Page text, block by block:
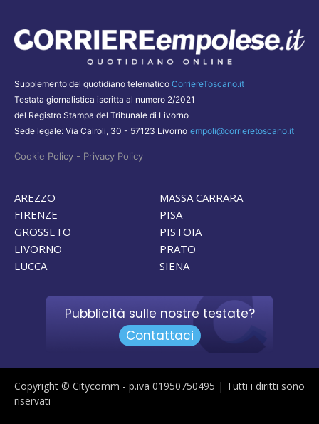
Supplemento del quotidiano telematico CorriereToscano.it
Testata giornalistica iscritta al numero 2/2021
del Registro Stampa del Tribunale di Livorno
Sede legale: Via Cairoli, 30 - 57123 Livorno empoli@corrieretoscano.it
Cookie Policy - Privacy Policy
AREZZO
FIRENZE
GROSSETO
LIVORNO
LUCCA
MASSA CARRARA
PISA
PISTOIA
PRATO
SIENA
Pubblicità sulle nostre testate?
Contattaci
Copyright © Citycomm - p.iva 01950750495 | Tutti i diritti sono
riservati